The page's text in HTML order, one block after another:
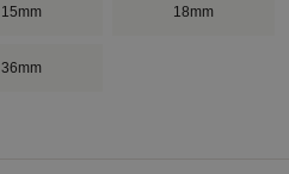
15mm 18mm
36mm